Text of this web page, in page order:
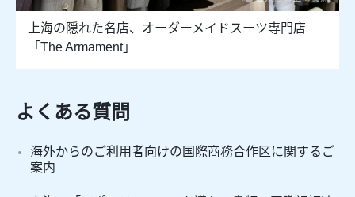
上海の隠れた名店、オーダーメイドスーツ専門店
「The Armament」
よくある質問
海外からのご利用者向けの国際商務合作区に関するご
案内